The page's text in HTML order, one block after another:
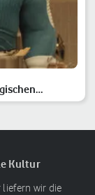
Kultur
liefern wir die